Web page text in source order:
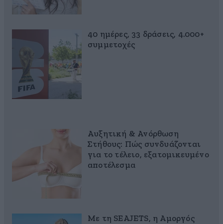
40 ημέρες, 33 δράσεις, 4.000+
συμμετοχές
Αυξητική & Ανόρθωση
Στήθους: Πώς συνδυάζονται
για το τέλειο, εξατομικευμένο
αποτέλεσμα
Με τη SEAJETS, η Αμοργός